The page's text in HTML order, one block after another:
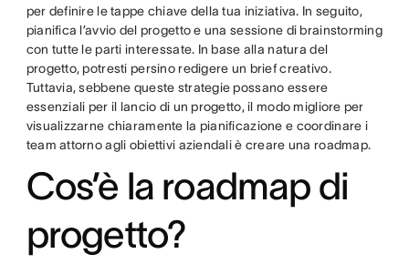
per definire le tappe chiave della tua iniziativa. In seguito,
pianifica l’avvio del progetto e una sessione di brainstorming
con tutte le parti interessate. In base alla natura del
progetto, potresti persino redigere un brief creativo.
Tuttavia, sebbene queste strategie possano essere
essenziali per il lancio di un progetto, il modo migliore per
visualizzarne chiaramente la pianificazione e coordinare i
team attorno agli obiettivi aziendali è creare una roadmap.
Cos’è la roadmap di
progetto?